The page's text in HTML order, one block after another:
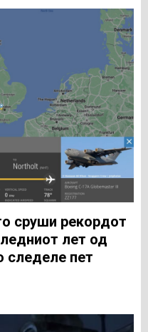
сруши рекордот
лет од
следеле пет